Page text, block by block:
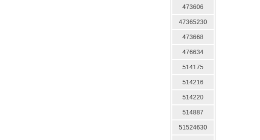
473606
47365230
473668
476634
514175
514216
514220
514887
51524630